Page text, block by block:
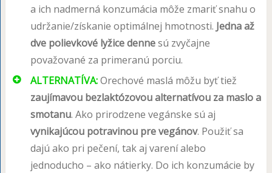
a ich nadmerná konzumácia môže zmariť snahu o
udržanie/získanie optimálnej hmotnosti. Jedna až
dve polievkové lyžice dennesú zvyčajne
považované za primeranú porciu.
ALTERNATÍVA:Orechové maslá môžu byť tiež
zaujímavou bezlaktózovou alternatívou za maslo a
smotanu. Ako prirodzene vegánske sú aj
vynikajúcou potravinou pre vegánov. Použiť sa
dajú ako pri pečení, tak aj varení alebo
jednoducho – ako nátierky. Do ich konzumácie by